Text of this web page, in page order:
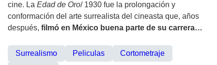
cine. La Edad de Oro/ 1930 fue la prolongación y
conformación del arte surrealista del cineasta que, años
después, filmó en México buena parte de su carrera…
Surrealismo Peliculas
Cortometraje